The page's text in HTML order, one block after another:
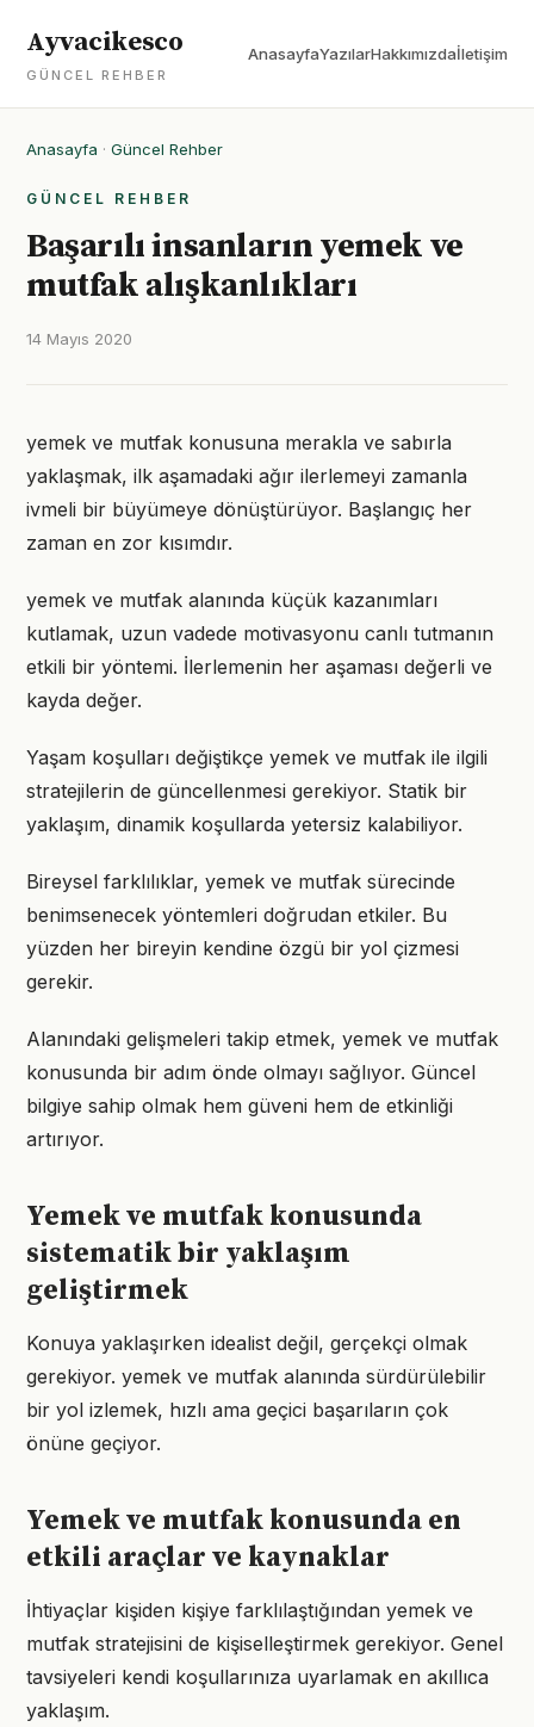
Ayvacikesco
GÜNCEL REHBER
AnasayfaYazılarHakkımızdaİletişim
Anasayfa · Güncel Rehber
GÜNCEL REHBER
Başarılı insanların yemek ve
mutfak alışkanlıkları
14 Mayıs 2020
yemek ve mutfak konusuna merakla ve sabırla
yaklaşmak, ilk aşamadaki ağır ilerlemeyi zamanla
ivmeli bir büyümeye dönüştürüyor. Başlangıç her
zaman en zor kısımdır.
yemek ve mutfak alanında küçük kazanımları
kutlamak, uzun vadede motivasyonu canlı tutmanın
etkili bir yöntemi. İlerlemenin her aşaması değerli ve
kayda değer.
Yaşam koşulları değiştikçe yemek ve mutfak ile ilgili
stratejilerin de güncellenmesi gerekiyor. Statik bir
yaklaşım, dinamik koşullarda yetersiz kalabiliyor.
Bireysel farklılıklar, yemek ve mutfak sürecinde
benimsenecek yöntemleri doğrudan etkiler. Bu
yüzden her bireyin kendine özgü bir yol çizmesi
gerekir.
Alanındaki gelişmeleri takip etmek, yemek ve mutfak
konusunda bir adım önde olmayı sağlıyor. Güncel
bilgiye sahip olmak hem güveni hem de etkinliği
artırıyor.
Yemek ve mutfak konusunda
sistematik bir yaklaşım
geliştirmek
Konuya yaklaşırken idealist değil, gerçekçi olmak
gerekiyor. yemek ve mutfak alanında sürdürülebilir
bir yol izlemek, hızlı ama geçici başarıların çok
önüne geçiyor.
Yemek ve mutfak konusunda en
etkili araçlar ve kaynaklar
İhtiyaçlar kişiden kişiye farklılaştığından yemek ve
mutfak stratejisini de kişiselleştirmek gerekiyor. Genel
tavsiyeleri kendi koşullarınıza uyarlamak en akıllıca
yaklaşım.